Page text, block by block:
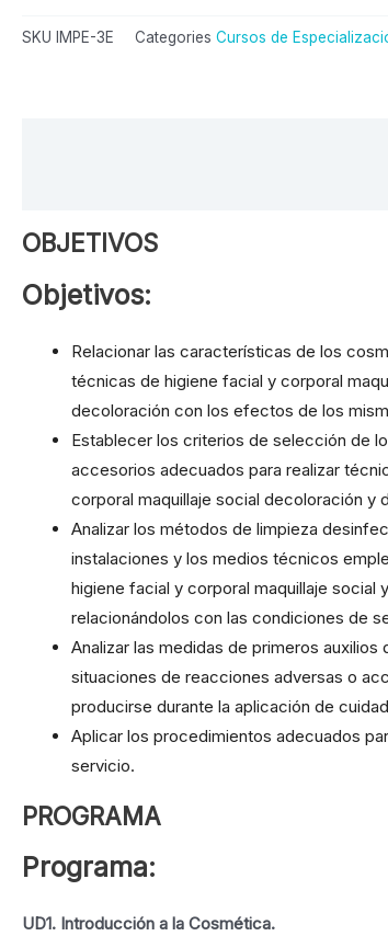
SKU IMPE-3E Categories Cursos de
OBJETIVOS
Objetivos:
Relacionar las características de los
técnicas de higiene facial y corporal
decoloración con los efectos de los
Establecer los criterios de selección de
accesorios adecuados para realizar
corporal maquillaje social decoloración y
Analizar los métodos de limpieza
instalaciones y los medios técnicos
higiene facial y corporal maquillaje social
relacionándolos con las condiciones de
Analizar las medidas de primeros auxilios
situaciones de reacciones adversas o
producirse durante la aplicación de
Aplicar los procedimientos adecuados
servicio.
PROGRAMA
Programa:
UD1. Introducción a la Cosmética.